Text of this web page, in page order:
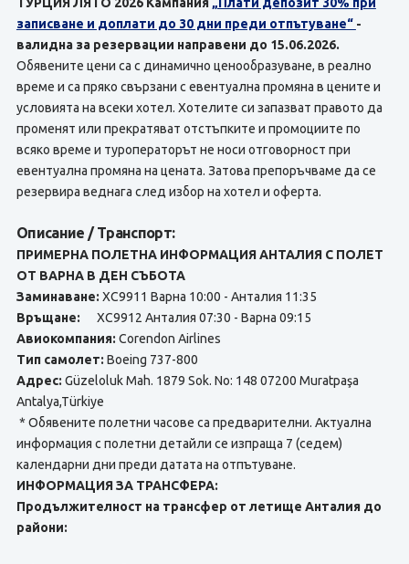
записване и доплати до 30 дни преди отпътуване“ -
валидна за резервации направени до 15.06.2026.
Обявените цени са с динамично ценообразуване, в реално
време и са пряко свързани с евентуална промяна в цените и
условията на всеки хотел. Хотелите си запазват правото да
променят или прекратяват отстъпките и промоциите по
всяко време и туроператорът не носи отговорност при
евентуална промяна на цената. Затова препоръчваме да се
резервира веднага след избор на хотел и оферта.
Описание / Транспорт:
ПРИМЕРНА ПОЛЕТНА ИНФОРМАЦИЯ АНТАЛИЯ С ПОЛЕТ
ОТ ВАРНА В ДЕН СЪБОТА
Заминаване: XC9911 Варна 10:00 - Анталия 11:35
Връщане: XC9912 Анталия 07:30 - Варна 09:15
Авиокомпания: Corendon Airlines
Тип самолет: Boeing 737-800
Адрес: Güzeloluk Mah. 1879 Sok. No: 148 07200 Muratpaşa
Antalya,Türkiye
* Обявените полетни часове са предварителни. Актуална
информация с полетни детайли се изпраща 7 (седем)
календарни дни преди датата на отпътуване.
ИНФОРМАЦИЯ ЗА ТРАНСФЕРА:
Продължителност на трансфер от летище Анталия до
райони: